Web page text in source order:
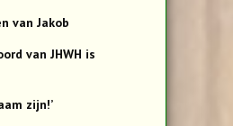
van Jakob
van JHWH is
zijn!’